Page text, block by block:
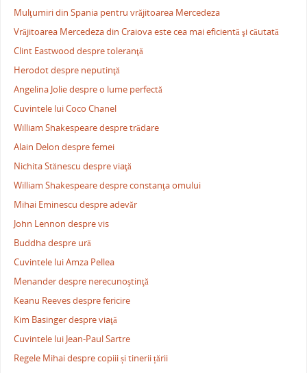
Mulţumiri din Spania pentru vrăjitoarea Mercedeza
Vrăjitoarea Mercedeza din Craiova este cea mai eficientă şi căutată
Clint Eastwood despre toleranţă
Herodot despre neputinţă
Angelina Jolie despre o lume perfectă
Cuvintele lui Coco Chanel
William Shakespeare despre trădare
Alain Delon despre femei
Nichita Stănescu despre viaţă
William Shakespeare despre constanţa omului
Mihai Eminescu despre adevăr
John Lennon despre vis
Buddha despre ură
Cuvintele lui Amza Pellea
Menander despre nerecunoştinţă
Keanu Reeves despre fericire
Kim Basinger despre viaţă
Cuvintele lui Jean-Paul Sartre
Regele Mihai despre copiii și tinerii țării